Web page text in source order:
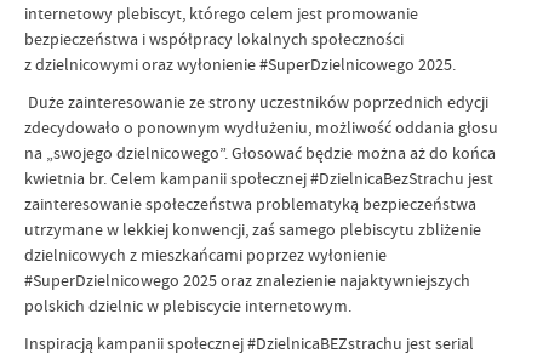
internetowy plebiscyt, którego celem jest promowanie
bezpieczeństwa i współpracy lokalnych społeczności
z dzielnicowymi oraz wyłonienie #SuperDzielnicowego 2025.
Duże zainteresowanie ze strony uczestników poprzednich edycji
zdecydowało o ponownym wydłużeniu, możliwość oddania głosu
na „swojego dzielnicowego”. Głosować będzie można aż do końca
kwietnia br. Celem kampanii społecznej #DzielnicaBezStrachu jest
zainteresowanie społeczeństwa problematyką bezpieczeństwa
utrzymane w lekkiej konwencji, zaś samego plebiscytu zbliżenie
dzielnicowych z mieszkańcami poprzez wyłonienie
#SuperDzielnicowego 2025 oraz znalezienie najaktywniejszych
polskich dzielnic w plebiscycie internetowym.
Inspiracją kampanii społecznej #DzielnicaBEZstrachu jest serial